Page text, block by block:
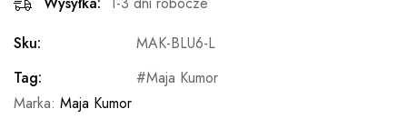
Sku:
MAK-BLU6-L
Tag:
Maja Kumor
Marka: Maja Kumor